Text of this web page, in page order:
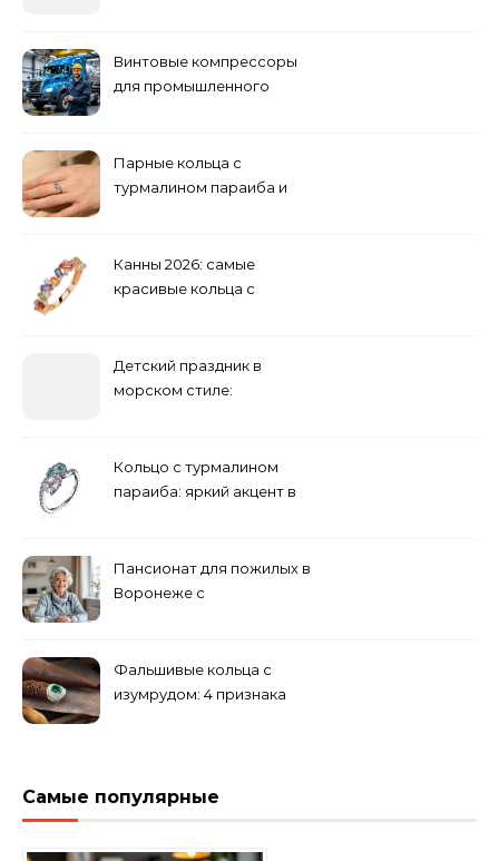
Винтовые компрессоры
для промышленного
Парные кольца с
турмалином параиба и
Канны 2026: самые
красивые кольца с
Детский праздник в
морском стиле:
Кольцо с турмалином
параиба: яркий акцент в
Пансионат для пожилых в
Воронеже с
Фальшивые кольца с
изумрудом: 4 признака
Самые популярные